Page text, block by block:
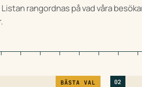
rangordnas på vad våra
BÄSTA VAL 02